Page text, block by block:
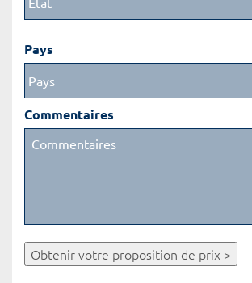
Pays
Commentaires
Obtenir votre proposition de prix >